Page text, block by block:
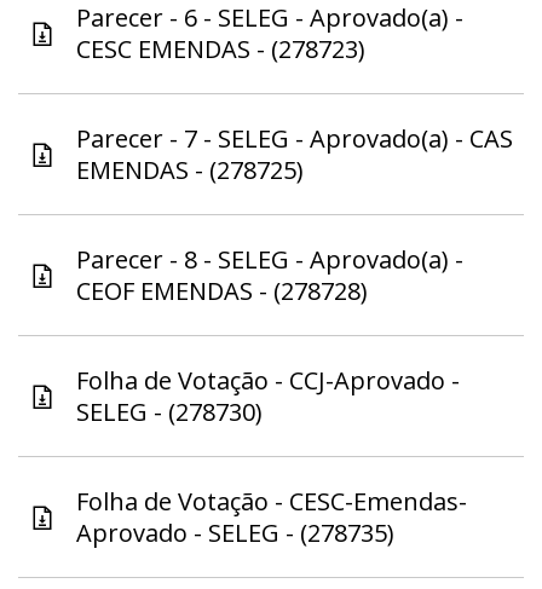
Parecer - 6 - SELEG - Aprovado(a) -
CESC EMENDAS - (278723)
Parecer - 7 - SELEG - Aprovado(a) - CAS
EMENDAS - (278725)
Parecer - 8 - SELEG - Aprovado(a) -
CEOF EMENDAS - (278728)
Folha de Votação - CCJ-Aprovado -
SELEG - (278730)
Folha de Votação - CESC-Emendas-
Aprovado - SELEG - (278735)